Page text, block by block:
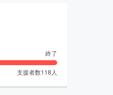
終了
支援者数118 人